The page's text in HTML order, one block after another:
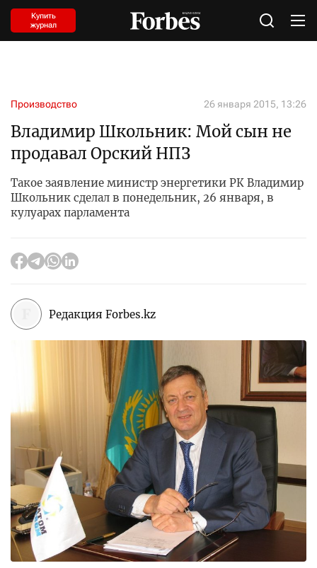
Купить
журнал
Производство 26 января 2015, 13:26
Владимир Школьник: Мой сын не
продавал Орский НПЗ
Такое заявление министр энергетики РК Владимир
Школьник сделал в понедельник, 26 января, в
кулуарах парламента
Редакция Forbes.kz